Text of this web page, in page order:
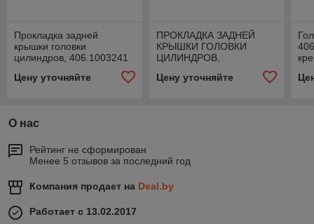
Прокладка задней
крышки головки
цилиндров, 406.1003241
Цену уточняйте
ПРОКЛАДКА ЗАДНЕЙ
КРЫШКИ ГОЛОВКИ
ЦИЛИНДРОВ,
Цену уточняйте
О нас
Рейтинг не сформирован
Менее 5 отзывов за последний год
Компания продает на Deal.by
Работает с 13.02.2017